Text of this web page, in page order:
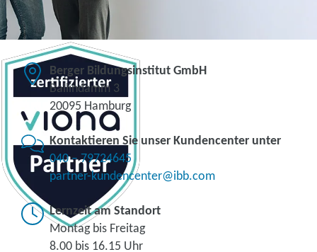
Berger Bildungsinstitut GmbH
Ballindamm 3
20095 Hamburg
Kontaktieren Sie unser Kundencenter unter
040 – 79724645
partner-kundencenter@ibb.com
Lernzeit am Standort
Montag bis Freitag
8.00 bis 16.15 Uhr